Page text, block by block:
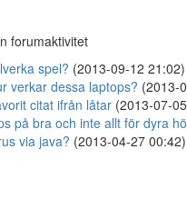
forumaktivitet
spel? (2013-09-12 21:02)
verkar dessa laptops? (2013-
citat ifrån låtar (2013-07-
på bra och inte allt för dyra
via java? (2013-04-27 00:42)